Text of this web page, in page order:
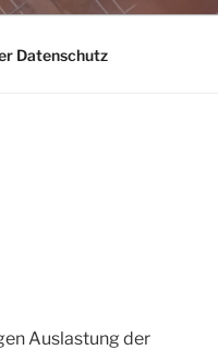
Datenschutz
Auslastung der